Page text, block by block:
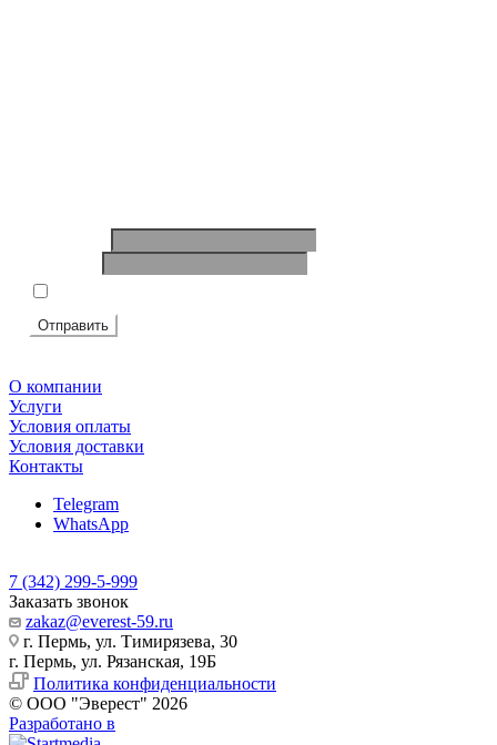
Отправить
О компании
Услуги
Условия оплаты
Условия доставки
Контакты
Telegram
WhatsApp
7 (342) 299-5-999
Заказать звонок
zakaz@everest-59.ru
г. Пермь, ул. Тимирязева, 30
г. Пермь, ул. Рязанская, 19Б
Политика конфиденциальности
© ООО "Эверест" 2026
Разработано в